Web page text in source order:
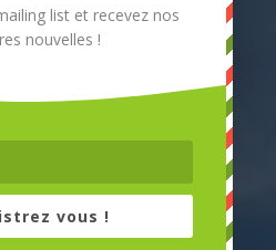
nous
list et recevez nos
nouvelles !
vous !